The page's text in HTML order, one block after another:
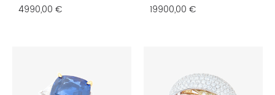
4990,00 € 19900,00 €